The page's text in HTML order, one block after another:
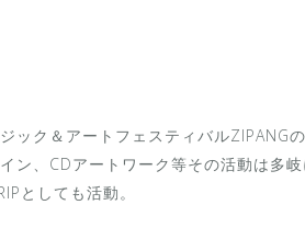
ック＆アートフェスティバル
、CDアートワーク等その活動は多岐
としても活動。